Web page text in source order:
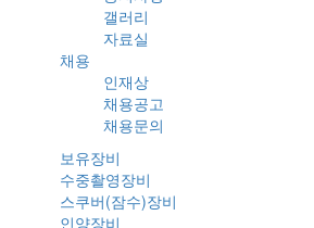
갤러리
자료실
채용
인재상
채용공고
채용문의
보유장비
수중촬영장비
스쿠버(잠수)장비
인양장비